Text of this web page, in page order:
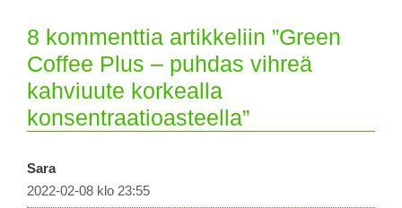
8 kommenttia artikkeliin ”Green
Coffee Plus – puhdas vihreä
kahviuute korkealla
konsentraatioasteella”
Sara
2022-02-08 klo 23:55